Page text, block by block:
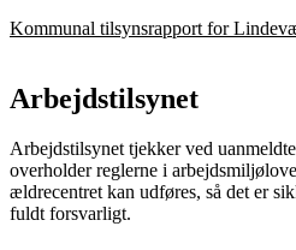
Kommunal tilsynsrapport for
Arbejdstilsynet
Arbejdstilsynet tjekker ved
overholder reglerne i
ældrecentret kan udføres, så det er
fuldt forsvarligt.